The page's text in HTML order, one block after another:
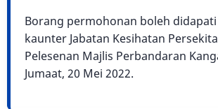
Borang permohonan boleh
kaunter Jabatan Kesihatan
Pelesenan Majlis Perbandaran
Jumaat, 20 Mei 2022.